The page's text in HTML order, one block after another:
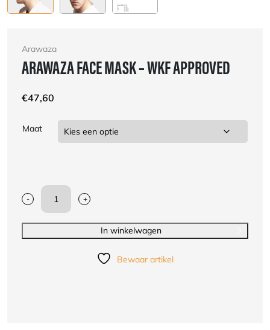
Arawaza
ARAWAZA FACE MASK – WKF APPROVED
€47,60
Maat
-
Arawaza
-
+
In winkelwagen
Bewaar artikel